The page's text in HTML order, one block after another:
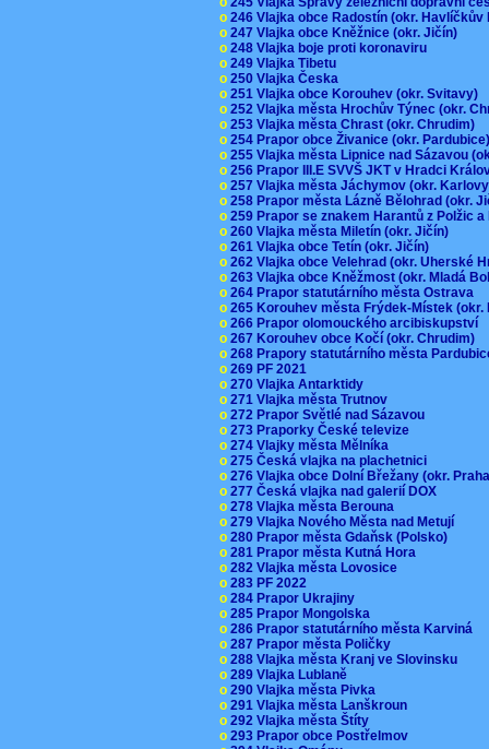
o 246 Vlajka obce Radostín (okr.
o 247 Vlajka obce Kněžnice (okr. Jičín)
o 248 Vlajka boje proti koronaviru
o 249 Vlajka Tibetu
o 250 Vlajka Česka
o 251 Vlajka obce Korouhev (okr. Svitavy)
o 252 Vlajka města Hrochův Týnec (okr.
o 253 Vlajka města Chrast (okr. Chrudim)
o 254 Prapor obce Živanice (okr.
o 255 Vlajka města Lipnice nad Sázavou
o 256 Prapor III.E SVVŠ JKT v Hradci
o 257 Vlajka města Jáchymov (okr.
o 258 Prapor města Lázně Bělohrad (okr.
o 259 Prapor se znakem Harantů z Polžic
o 260 Vlajka města Miletín (okr. Jičín)
o 261 Vlajka obce Tetín (okr. Jičín)
o 262 Vlajka obce Velehrad (okr. Uherské
o 263 Vlajka obce Kněžmost (okr. Mladá
o 264 Prapor statutárního města Ostrava
o 265 Korouhev města Frýdek-Místek
o 266 Prapor olomouckého arcibiskupství
o 267 Korouhev obce Kočí (okr. Chrudim)
o 268 Prapory statutárního města
o 269 PF 2021
o 270 Vlajka Antarktidy
o 271 Vlajka města Trutnov
o 272 Prapor Světlé nad Sázavou
o 273 Praporky České televize
o 274 Vlajky města Mělníka
o 275 Česká vlajka na plachetnici
o 276 Vlajka obce Dolní Břežany (okr.
o 277 Česká vlajka nad galerií DOX
o 278 Vlajka města Berouna
o 279 Vlajka Nového Města nad Metují
o 280 Prapor města Gdaňsk (Polsko)
o 281 Prapor města Kutná Hora
o 282 Vlajka města Lovosice
o 283 PF 2022
o 284 Prapor Ukrajiny
o 285 Prapor Mongolska
o 286 Prapor statutárního města Karviná
o 287 Prapor města Poličky
o 288 Vlajka města Kranj ve Slovinsku
o 289 Vlajka Lublaně
o 290 Vlajka města Pivka
o 291 Vlajka města Lanškroun
o 292 Vlajka města Štíty
o 293 Prapor obce Postřelmov